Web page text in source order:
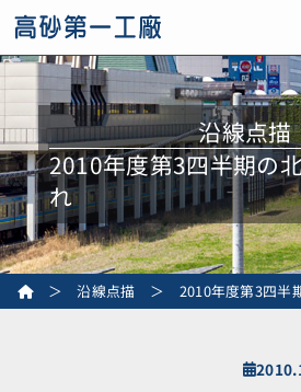
沿線点描
2010年度第3四半期の
れ
＞沿線点描 ＞ 2010年度第3四半